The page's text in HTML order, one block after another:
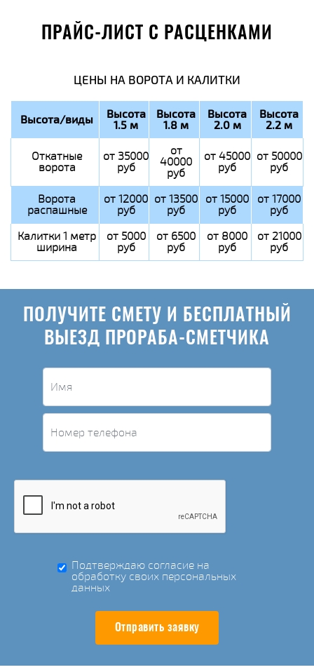
ПРАЙС-ЛИСТ С РАСЦЕНКАМИ
ЦЕНЫ НА ВОРОТА И КАЛИТКИ
Высота/виды Высота
1.5 м
Высота
1.8 м
Высота
2.0 м
Высота
2.2 м
Откатные
ворота
от 35000
руб
от
40000
руб
от 45000
руб
от 50000
руб
Ворота
распашные
от 12000
руб
от 13500
руб
от 15000
руб
от 17000
руб
Калитки 1 метр
ширина
от 5000
руб
от 6500
руб
от 8000
руб
от 21000
руб
ПОЛУЧИТЕ СМЕТУ И БЕСПЛАТНЫЙ
ВЫЕЗД ПРОРАБА-СМЕТЧИКА
Подтверждаю согласие на
обработку своих персональных
данных
Отправить заявку